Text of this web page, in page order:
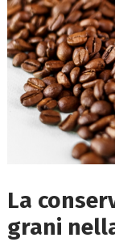
La
grani